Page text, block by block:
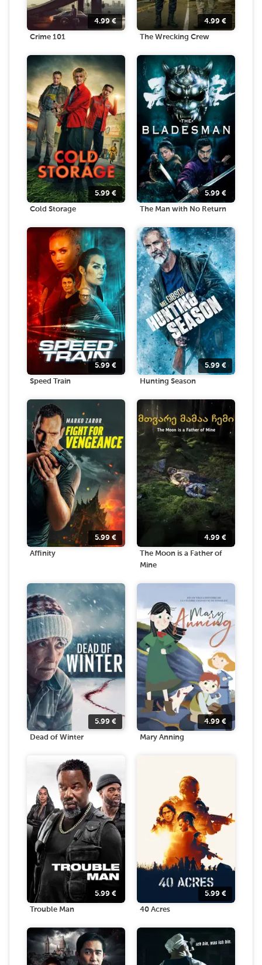
4.99€
Crime 101
4.99 €
The Wrecking Crew
5.99 €
Cold Storage
5.99 €
The Man with No Return
5.99 €
Speed Train
5.99 €
Hunting Season
5.99 €
Affinity
4.99 €
The Moon is a Father of
Mine
5.99 €
Dead of Winter
4.99 €
Mary Anning
5.99 €
Trouble Man
5.99 €
40 Acres